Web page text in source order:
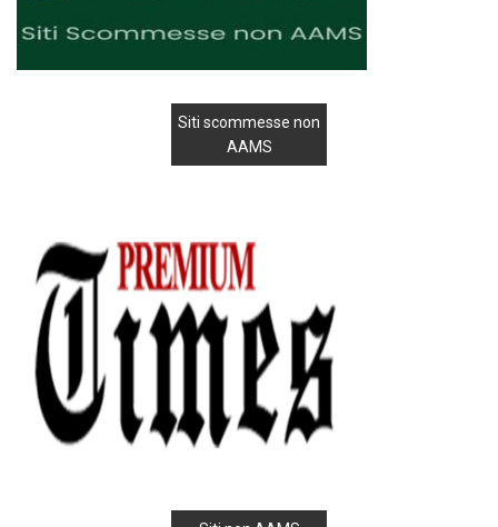
Siti scommesse non
AAMS